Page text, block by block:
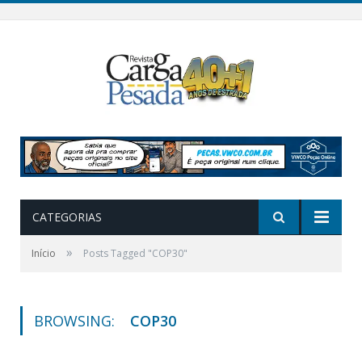
CATEGORIAS
Início » Posts Tagged "COP30"
BROWSING: COP30